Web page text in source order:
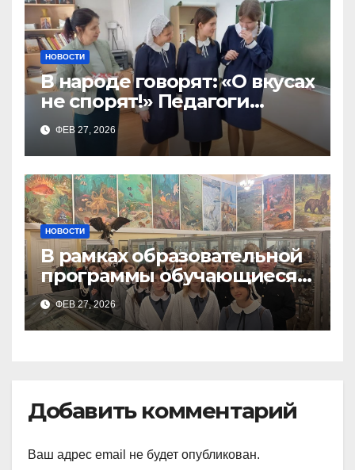
НОВОСТИ
В народе говорят: «О вкусах
не спорят!» Педагоги
поварского отделения
Тимченко О.О.
ФЕВ 27, 2026
НОВОСТИ
В рамках образовательной
программы обучающиеся
9а,8,9б классов посетили
зоологический музей и
ФЕВ 27, 2026
Добавить комментарий
Ваш адрес email не будет опубликован.